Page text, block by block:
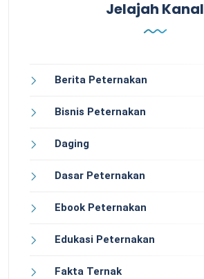
Jelajah Kanal
Berita Peternakan
Bisnis Peternakan
Daging
Dasar Peternakan
Ebook Peternakan
Edukasi Peternakan
Fakta Ternak